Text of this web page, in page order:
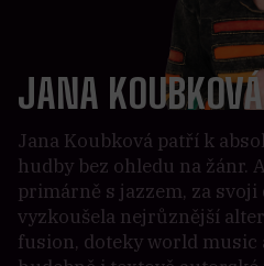
JANA
Jana Koubková patří k
hudby bez ohledu na žánr.
primárně s jazzem, za
vyzkoušela nejrůznější
fusion, doteky world music